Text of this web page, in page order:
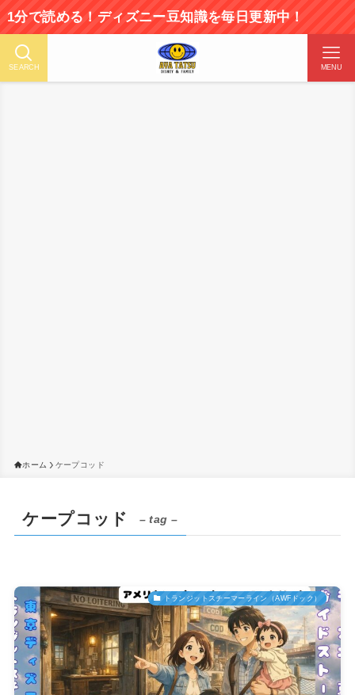
める！ディズニー豆知識を毎日更新中！
SEARCH MENU
ホーム ケープコッド
ケープコッド – tag –
トランジットスチーマーライン（AWFドック）